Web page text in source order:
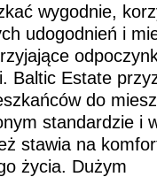
wygodnie,
udogodnień i
Baltic Estate
do
standardzie i
stawia na
życia. Dużym